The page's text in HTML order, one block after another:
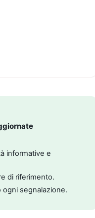
informative e
di riferimento.
ogni segnalazione.